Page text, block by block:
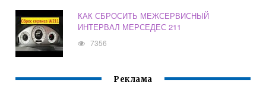
КАК СБРОСИТЬ МЕЖСЕРВИСНЫЙ
ИНТЕРВАЛ МЕРСЕДЕС 211
7356
Реклама